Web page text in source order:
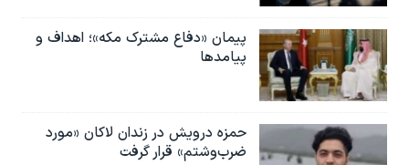
پیمان «دفاع مشترک مکه»؛ اهداف و
پیامدها
حمزه درویش در زندان لاکان «مورد
ضرب‌وشتم» قرار گرفت